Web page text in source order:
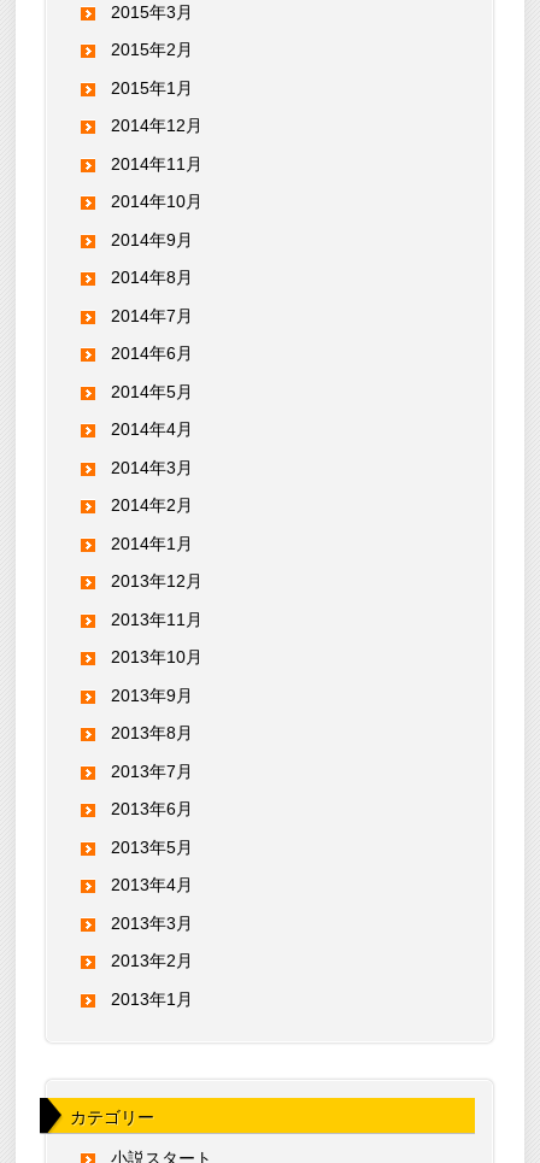
2015年3月
2015年2月
2015年1月
2014年12月
2014年11月
2014年10月
2014年9月
2014年8月
2014年7月
2014年6月
2014年5月
2014年4月
2014年3月
2014年2月
2014年1月
2013年12月
2013年11月
2013年10月
2013年9月
2013年8月
2013年7月
2013年6月
2013年5月
2013年4月
2013年3月
2013年2月
2013年1月
カテゴリー
小説スタート